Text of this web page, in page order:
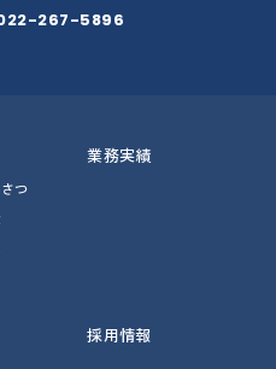
267-5896
つ
業務実績
採用情報